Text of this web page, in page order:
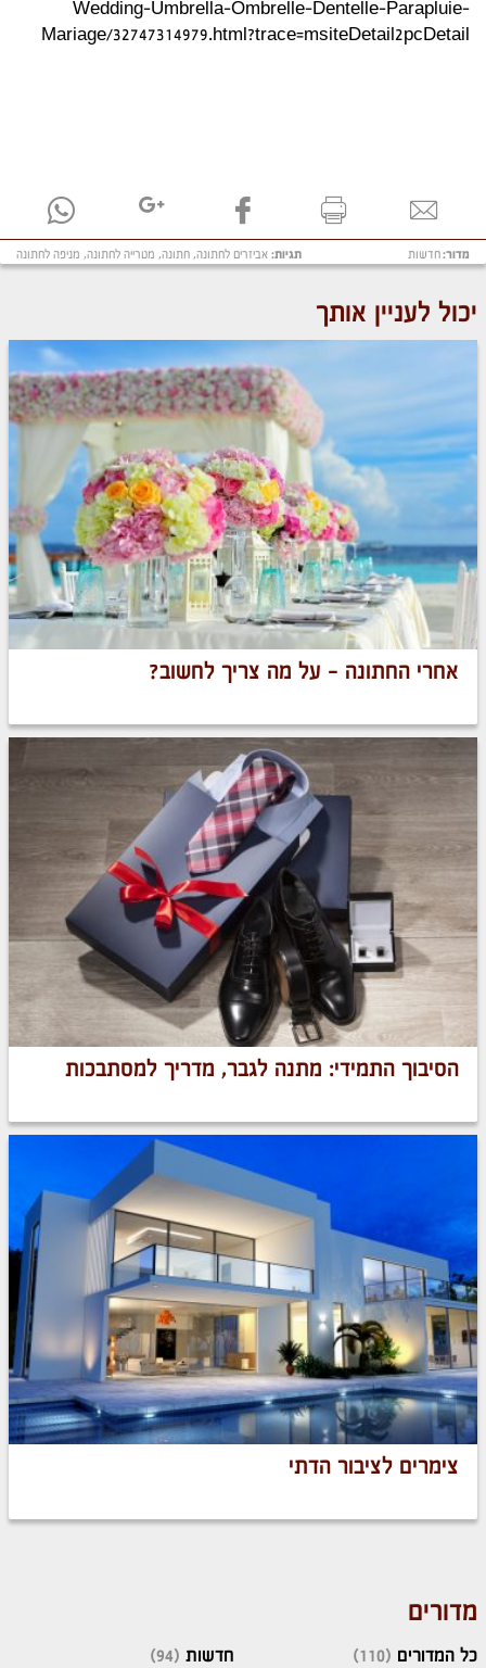
Wedding-Umbrella-Ombrelle-Dentelle-Parapluie-
Mariage/32747314979.html?trace=msiteDetail2pcDetail
תגיות: אביזרים לחתונה, חתונה, מטרייה לחתונה, מניפה לחתונה מדור:חדשות
יכול לעניין אותך
אחרי החתונה - על מה צריך לחשוב?
הסיבוך התמידי: מתנה לגבר, מדריך למסתבכות
צימרים לציבור הדתי
מדורים
כל המדורים (110)
חדשות (94)